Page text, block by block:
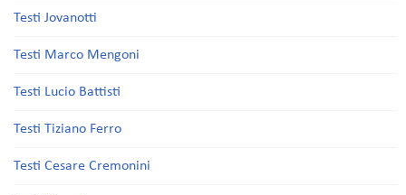
Testi Jovanotti
Testi Marco Mengoni
Testi Lucio Battisti
Testi Tiziano Ferro
Testi Cesare Cremonini